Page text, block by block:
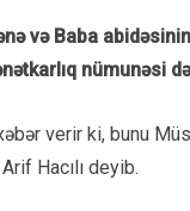
və Baba
nümunəsi
verir ki, bunu
Hacılı deyib.